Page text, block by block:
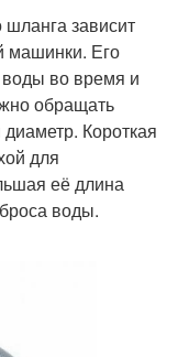
зависит
машинки. Его
воды во время и
обращать
Короткая
для
её длина
воды.